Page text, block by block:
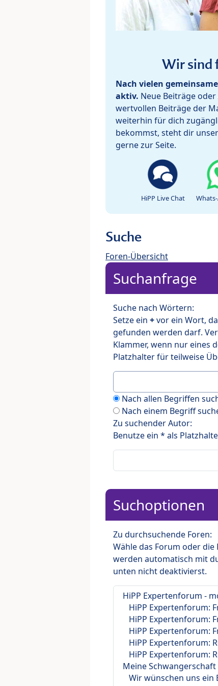
Wir sind
Nach vielen
aktiv. Neue Beiträge
wertvollen Beiträge der
weiterhin für dich
bekommst, steht dir unser
gerne zur Seite.
HiPP Live Chat
Suche
Foren-Übersicht
Suchanfrage
Suche nach Wörtern:
Setze ein +vor ein Wort,
gefunden werden darf.
Klammer, wenn nur eines
Platzhalter für teilweise
Nach allen Begriffen
Nach einem Begriff
Zu suchender Autor:
Benutze ein * als
Suchoptionen
Zu durchsuchende Foren:
Wähle das Forum oder
werden automatisch mit
unten nicht deaktivierst.